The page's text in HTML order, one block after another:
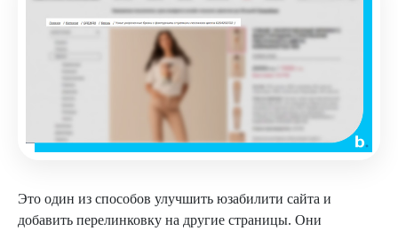
Это один из способов улучшить юзабилити сайта и
добавить перелинковку на другие страницы. Они